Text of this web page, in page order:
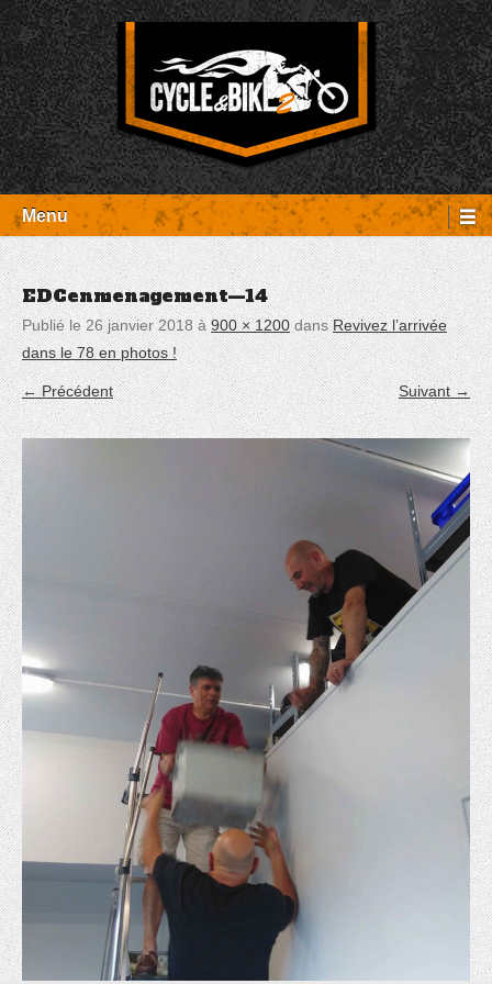
Aller
au
contenu
Cycle et Bike
Entretien Harley-Davidson, préparation et custom, boutique, pièces
détachées Rambouillet
Menu
EDCenmenagement—14
Publié le 26 janvier 2018 à900 × 1200dansRevivez l’arrivée
dans le 78 en photos !
← Précédent Suivant →
Panneau de gestion des cookies